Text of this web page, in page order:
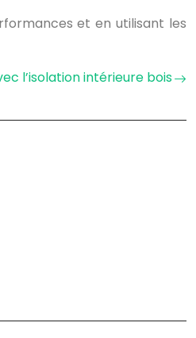
et en utilisant les
l’isolation intérieure bois